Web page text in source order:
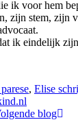
ik voor hem
zijn stem, zijn
ik eindelijk
, Elise
blog